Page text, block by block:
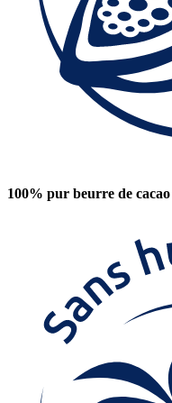
100% pur beurre de cacao